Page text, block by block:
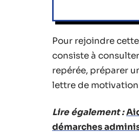
Pour rejoindre
consiste à
repérée, préparer
lettre de
Lire également :
démarches